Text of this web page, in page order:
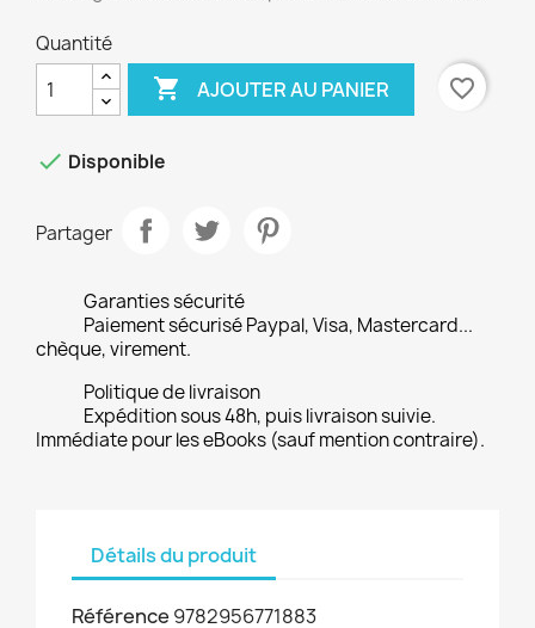
Quantité
 AJOUTER AU PANIER favorite_border
 Disponible
Partager
Garanties sécurité
Paiement sécurisé Paypal, Visa, Mastercard...
chèque, virement.
Politique de livraison
Expédition sous 48h, puis livraison suivie.
Immédiate pour les eBooks (sauf mention contraire).
Détails du produit
Référence 9782956771883